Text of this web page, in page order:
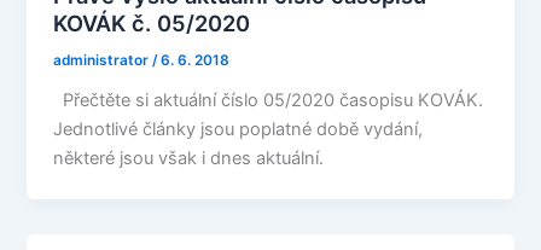
KOVÁK č. 05/2020
administrator/6. 6. 2018
Přečtěte si aktuální číslo 05/2020 časopisu KOVÁK.
Jednotlivé články jsou poplatné době vydání,
některé jsou však i dnes aktuální.